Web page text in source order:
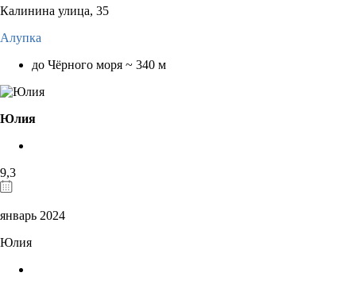
Калинина улица, 35
Алупка
до Чёрного моря ~ 340 м
Юлия
9,3
январь 2024
Юлия